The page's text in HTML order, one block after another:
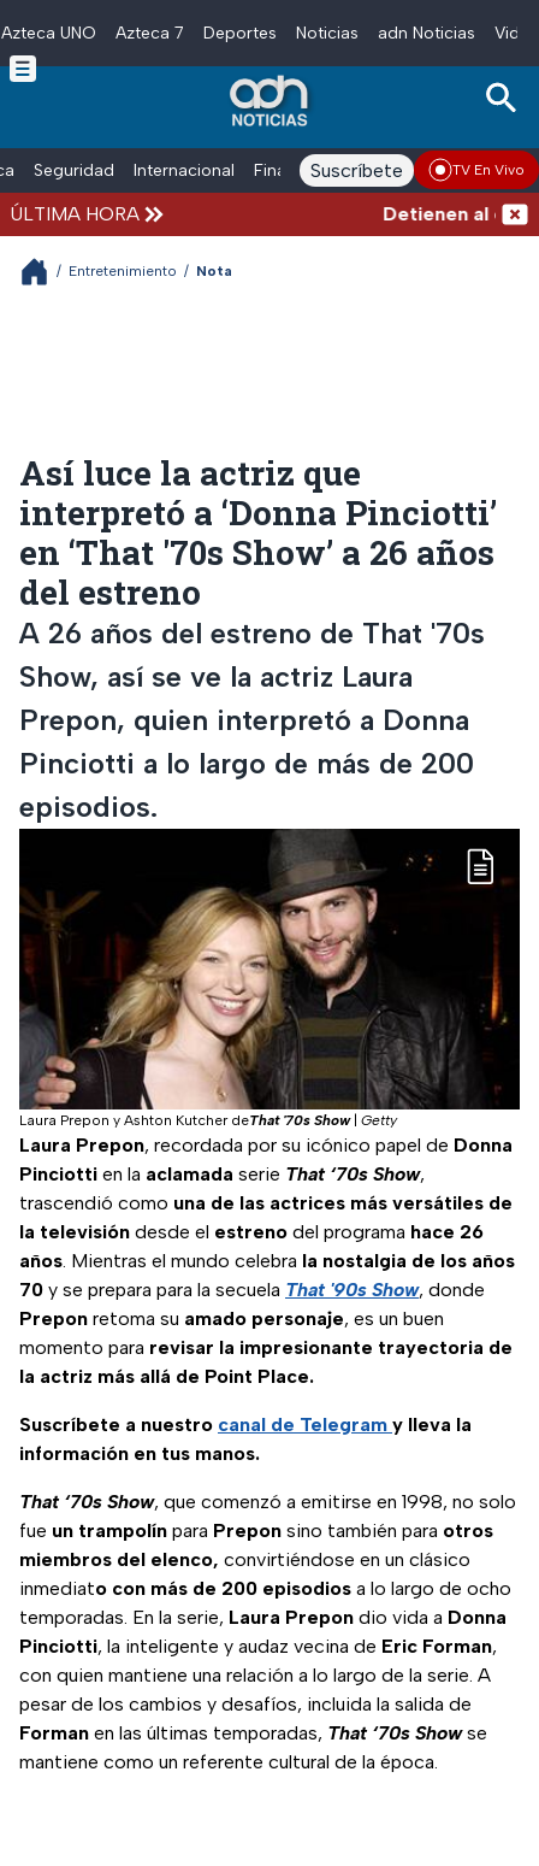
Skip to main content
Azteca UNO Azteca 7 Deportes Noticias adn Noticias
Seguridad Internacional Finanzas adn Noticias Radio
Suscríbete TV En Vivo
ÚLTIMA HORA Detienen al
/ Entretenimiento / Nota
Así luce la actriz que
interpretó a ‘Donna Pinciotti’
en ‘That '70s Show’ a 26 años
del estreno
A 26 años del estreno de That '70s
Show, así se ve la actriz Laura
Prepon, quien interpretó a Donna
Pinciotti a lo largo de más de 200
episodios.
Laura Prepon y Ashton Kutcher deThat '70s Show| Getty
Laura Prepon, recordada por su icónico papel de Donna
Pinciotti en la aclamada serie That ‘70s Show,
trascendió como una de las actrices más versátiles de
la televisión desde el estreno del programa hace 26
años. Mientras el mundo celebra la nostalgia de los años
70 y se prepara para la secuela That '90s Show, donde
Prepon retoma su amado personaje, es un buen
momento para revisar la impresionante trayectoria de
la actriz más allá de Point Place.
Suscríbete a nuestro canal de Telegram y lleva la
información en tus manos.
That ‘70s Show, que comenzó a emitirse en 1998, no solo
fue un trampolín para Prepon sino también para otros
miembros del elenco, convirtiéndose en un clásico
inmediato con más de 200 episodios a lo largo de ocho
temporadas. En la serie, Laura Prepon dio vida a Donna
Pinciotti, la inteligente y audaz vecina de Eric Forman,
con quien mantiene una relación a lo largo de la serie. A
pesar de los cambios y desafíos, incluida la salida de
Forman en las últimas temporadas, That ‘70s Showse
mantiene como un referente cultural de la época.